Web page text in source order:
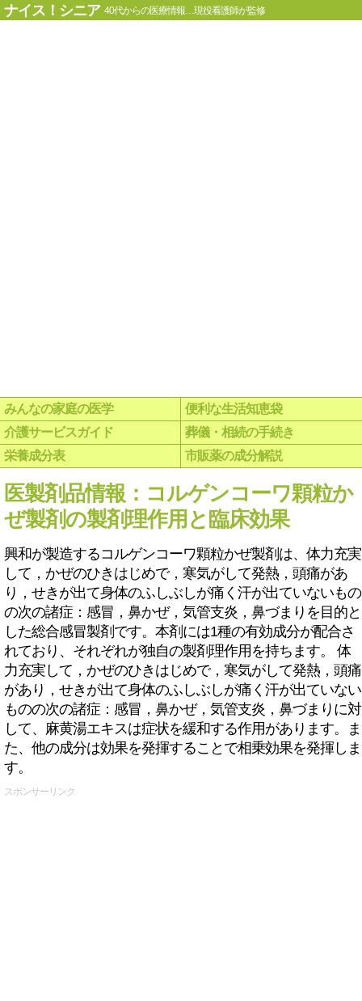
ナイス！シニア 40代からの医療情報…現役看護師が監修
みんなの家庭の医学
便利な生活知恵袋
介護サービスガイド
葬儀・相続の手続き
栄養成分表
市販薬の成分解説
医製剤品情報：コルゲンコーワ顆粒か
ぜ製剤の製剤理作用と臨床効果
興和が製造するコルゲンコーワ顆粒かぜ製剤は、体力充実
して，かぜのひきはじめで，寒気がして発熱，頭痛があ
り，せきが出て身体のふしぶしが痛く汗が出ていないもの
の次の諸症：感冒，鼻かぜ，気管支炎，鼻づまりを目的と
した総合感冒製剤です。本剤には1種の有効成分が配合さ
れており、それぞれが独自の製剤理作用を持ちます。 体
力充実して，かぜのひきはじめで，寒気がして発熱，頭痛
があり，せきが出て身体のふしぶしが痛く汗が出ていない
ものの次の諸症：感冒，鼻かぜ，気管支炎，鼻づまりに対
して、麻黄湯エキスは症状を緩和する作用があります。ま
た、他の成分は効果を発揮することで相乗効果を発揮しま
す。
スポンサーリンク